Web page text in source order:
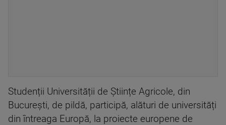
Studenții Universității de Științe Agricole, din
București, de pildă, participă, alături de universități
din întreaga Europă, la proiecte europene de